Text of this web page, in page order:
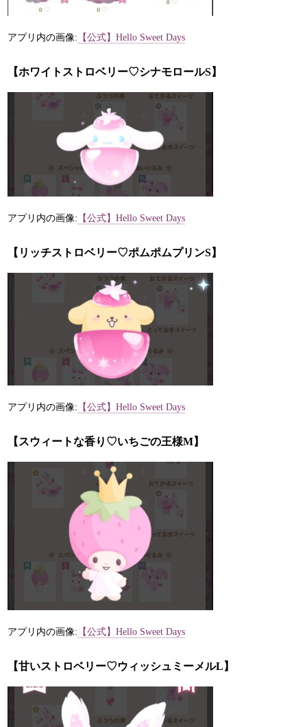
アプリ内の画像: 【公式】Hello Sweet Days
【ホワイトストロベリー♡シナモロールS】
アプリ内の画像: 【公式】Hello Sweet Days
【リッチストロベリー♡ポムポムプリンS】
アプリ内の画像: 【公式】Hello Sweet Days
【スウィートな香り♡いちごの王様M】
アプリ内の画像: 【公式】Hello Sweet Days
【甘いストロベリー♡ウィッシュミーメルL】